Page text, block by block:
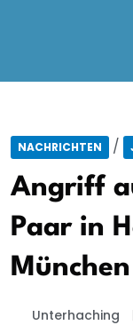
NACHRICHTEN /
Angriff
Paar in
München
Unterhaching